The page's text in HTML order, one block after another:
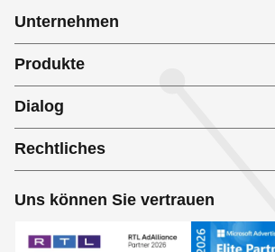
Unternehmen
Produkte
Dialog
Rechtliches
Uns können Sie vertrauen